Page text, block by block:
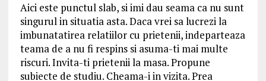
Aici este punctul slab, si imi dau seama ca nu sunt
singurul in situatia asta. Daca vrei sa lucrezi la
imbunatatirea relatiilor cu prietenii, indeparteaza
teama de a nu fi respins si asuma-ti mai multe
riscuri. Invita-ti prietenii la masa. Propune
subiecte de studiu. Cheama-i in vizita. Prea